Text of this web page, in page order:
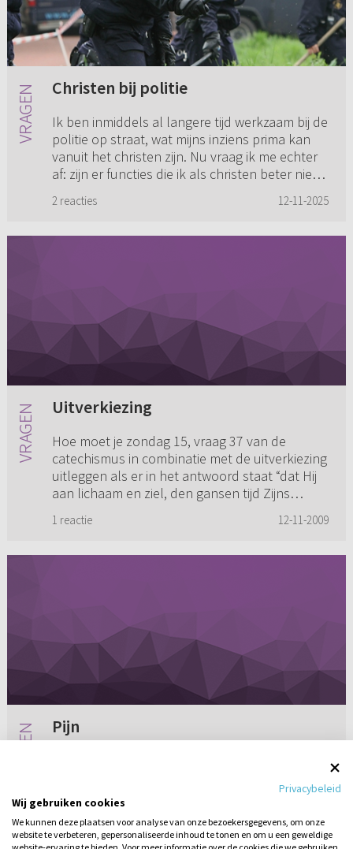
Christen bij politie
Ik ben inmiddels al langere tijd werkzaam bij de
politie op straat, wat mijns inziens prima kan
vanuit het christen zijn. Nu vraag ik me echter
af: zijn er functies die ik als christen beter niet
2 reacties 12-11-2025
Uitverkiezing
Hoe moet je zondag 15, vraag 37 van de
catechismus in combinatie met de uitverkiezing
uitleggen als er in het antwoord staat “dat Hij
aan lichaam en ziel, den gansen tijd Zijns
1 reactie 12-11-2009
Pijn
in mijn billen en bovenbenen. Zo erg dat ik dan
niet lang kan stilstaan, dan wordt de druk te
groot en ga ik maar liever...
2 reacties 12-11-2011
Privacybeleid
Wij gebruiken cookies
We kunnen deze plaatsen voor analyse van onze bezoekersgegevens, om onze
website te verbeteren, gepersonaliseerde inhoud te tonen en om u een geweldige